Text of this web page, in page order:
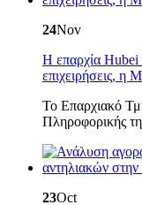
24Nov
Η επαρχία Hubei
επιχειρήσεις, η
Το Επαρχιακό
Πληροφορικής
23Oct